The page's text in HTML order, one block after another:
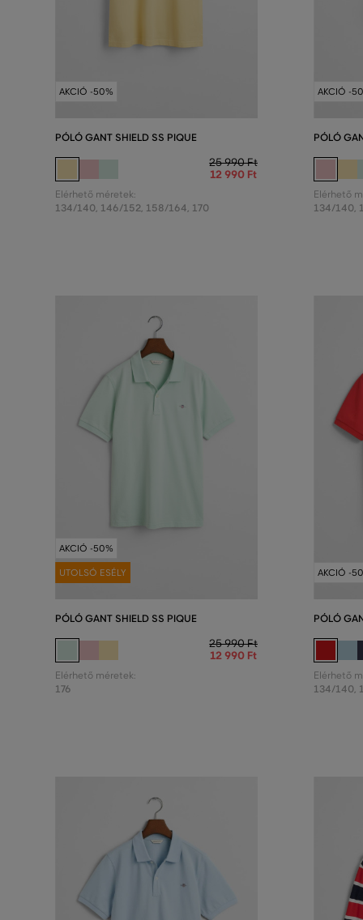
AKCIÓ -50%
PÓLÓ GANT SHIELD SS PIQUE
25 990 Ft
12 990 Ft
Elérhető méretek:
134/140, 146/152, 158/164, 170
AKCIÓ -
PÓLÓ
Elérhető
134/140,
AKCIÓ -50%
UTOLSÓ ESÉLY
PÓLÓ GANT SHIELD SS PIQUE
25 990 Ft
12 990 Ft
Elérhető méretek:
176
AKCIÓ -
PÓLÓ
Elérhető
134/140,